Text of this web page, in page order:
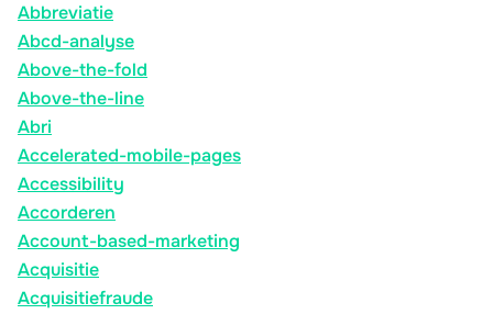
Abbreviatie
Abcd-analyse
Above-the-fold
Above-the-line
Abri
Accelerated-mobile-pages
Accessibility
Accorderen
Account-based-marketing
Acquisitie
Acquisitiefraude